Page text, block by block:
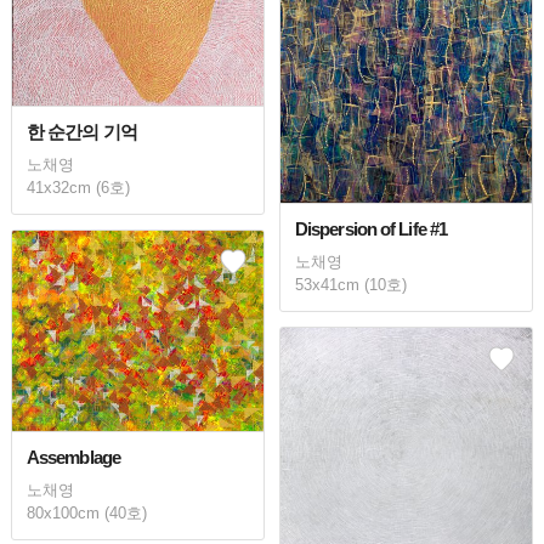
한 순간의 기억
노채영
41x32cm (6호)
Dispersion of Life #1
노채영
53x41cm (10호)
Assemblage
노채영
80x100cm (40호)